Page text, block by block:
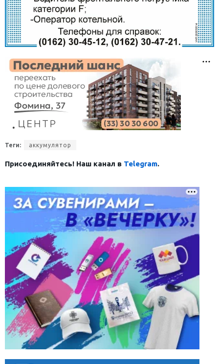
Теги: аккумулятор
Присоединяйтесь! Наш канал в Telegram.